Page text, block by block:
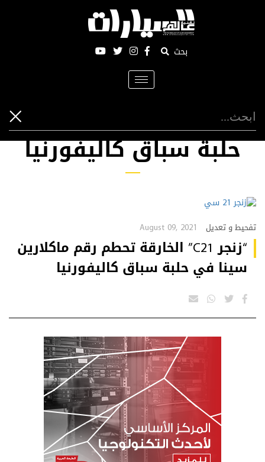
بحث
Toggle
navigation
حلبة سباق كاليفورنيا
تفحيط و تعديل August 09, 2021
“زنجر C21” الخارقة تحطم رقم ماكلارين
سينا في حلبة سباق كاليفورنيا